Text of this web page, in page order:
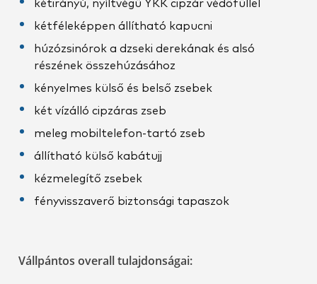
kétirányú, nyíltvégű YKK cipzár védőfüllel
kétféleképpen állítható kapucni
húzózsinórok a dzseki derekának és alsó
részének összehúzásához
kényelmes külső és belső zsebek
két vízálló cipzáras zseb
meleg mobiltelefon-tartó zseb
állítható külső kabátujj
kézmelegítő zsebek
fényvisszaverő biztonsági tapaszok
Vállpántos overall tulajdonságai: